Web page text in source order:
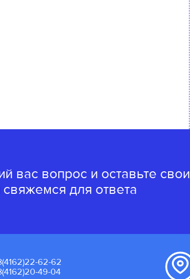
вас вопрос и оставьте свои
для ответа
62-62
49-04